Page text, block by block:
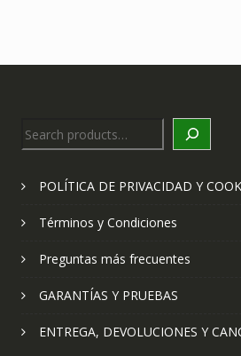
Search
POLÍTICA DE PRIVACIDAD Y
Términos y Condiciones
Preguntas más frecuentes
GARANTÍAS Y PRUEBAS
ENTREGA, DEVOLUCIONES Y